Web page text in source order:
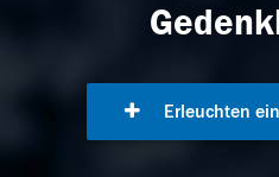
Erleuchten